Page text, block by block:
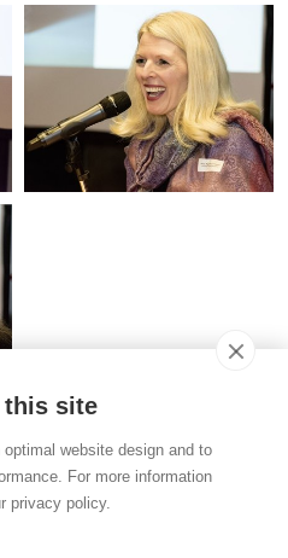
this site
website design and to
For more information
privacy policy.